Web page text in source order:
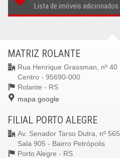
Lista de imóveis adicionados
MATRIZ ROLANTE
Rua Henrique Grassman, nº 40
Centro - 95690-000
Rolante - RS
mapa google
FILIAL PORTO ALEGRE
Av. Senador Tarso Dutra, nº 565
Sala 905 - Bairro Petrópolis
Porto Alegre - RS